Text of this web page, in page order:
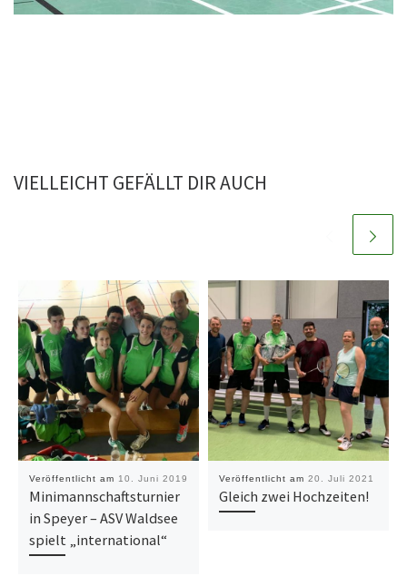
VIELLEICHT GEFÄLLT DIR AUCH
Veröffentlicht am 10. Juni 2019
Minimannschaftsturnier
in Speyer – ASV Waldsee
spielt „international“
Veröffentlicht am 20. Juli 2021
Gleich zwei Hochzeiten!